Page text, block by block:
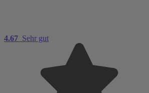
4.67 Sehr gut